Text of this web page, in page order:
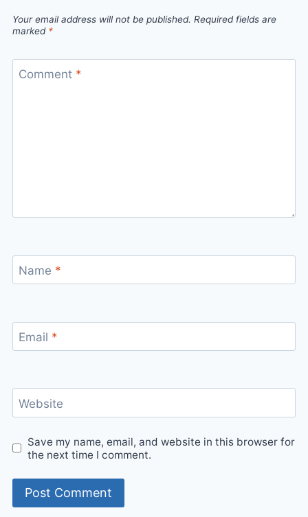
Your email address will not be published. Required fields are
marked *
Comment *
Name *
Email *
Website
Save my name, email, and website in this browser for
the next time I comment.